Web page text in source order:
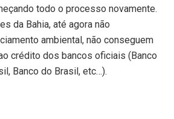
todo o processo novamente.
da Bahia, até agora não
ambiental, não conseguem
crédito dos bancos oficiais (Banco
Banco do Brasil, etc…).